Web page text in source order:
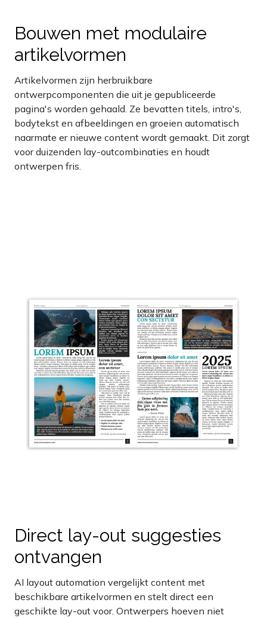
Bouwen met modulaire
artikelvormen
Artikelvormen zijn herbruikbare
ontwerpcomponenten die uit je gepubliceerde
pagina's worden gehaald. Ze bevatten titels, intro's,
bodytekst en afbeeldingen en groeien automatisch
naarmate er nieuwe content wordt gemaakt. Dit zorgt
voor duizenden lay-outcombinaties en houdt
ontwerpen fris.
Direct lay-out suggesties
ontvangen
AI layout automation vergelijkt content met
beschikbare artikelvormen en stelt direct een
geschikte lay-out voor. Ontwerpers hoeven niet